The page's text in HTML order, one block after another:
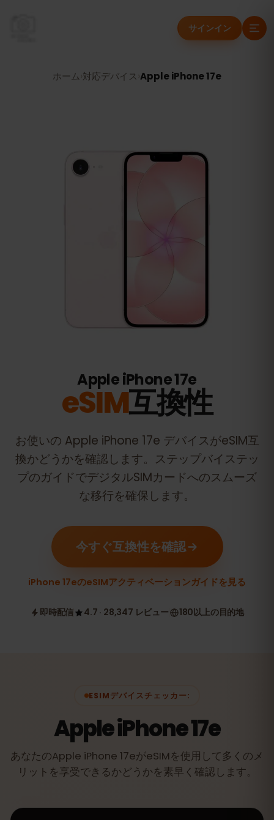
サインイン
ホーム 対応デバイス Apple iPhone 17e
Apple iPhone 17e
eSIM互換性
お使いの Apple iPhone 17e デバイスがeSIM互
換かどうかを確認します。ステップバイステッ
プのガイドでデジタルSIMカードへのスムーズ
な移行を確保します。
今すぐ互換性を確認
iPhone 17eのeSIMアクティベーションガイドを見る
即時配信 4.7 · 28,347 レビュー 180以上の目的地
ESIMデバイスチェッカー:
Apple iPhone 17e
あなたのApple iPhone 17eがeSIMを使用して多くのメ
リットを享受できるかどうかを素早く確認します。